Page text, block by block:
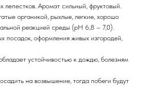
лепестков. Аромат сильный, фруктовый.
органикой, рыхлые, легкие, хорошо
реакцией среды (рН 6,8 – 7,0).
посадок, оформления живых изгородей,
устойчивостью к дождю, болезням
на возвышение, тогда побеги будут